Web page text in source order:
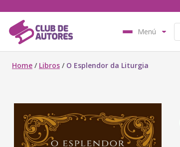
Menú
Home / Libros / O Esplendor da Liturgia